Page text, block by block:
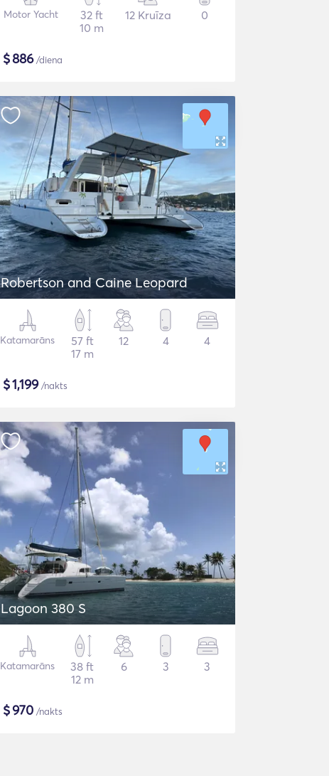
Motor Yacht
32 ft
10 m
12 Kruīza 0
$886/diena
Robertson and Caine Leopard
Katamarāns
57 ft
17 m
12 4 4
$1,199/nakts
Lagoon 380 S
Katamarāns
38 ft
12 m
6 3 3
$970 /nakts